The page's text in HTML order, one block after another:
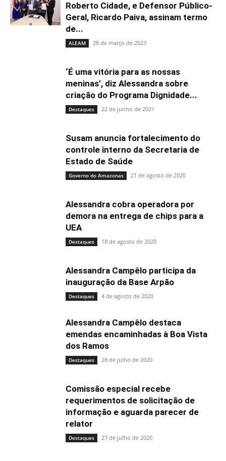
Roberto Cidade, e Defensor Público-
Geral, Ricardo Paiva, assinam termo
de...
ALEAM 28 de março de 2023
‘É uma vitória para as nossas
meninas’, diz Alessandra sobre
criação do Programa Dignidade...
Destaques 22 de junho de 2021
Susam anuncia fortalecimento do
controle interno da Secretaria de
Estado de Saúde
Governo do Amazonas 21 de agosto de 2020
Alessandra cobra operadora por
demora na entrega de chips para a
UEA
Destaques 18 de agosto de 2020
Alessandra Campêlo participa da
inauguração da Base Arpão
Destaques 4 de agosto de 2020
Alessandra Campêlo destaca
emendas encaminhadas à Boa Vista
dos Ramos
Destaques 28 de julho de 2020
Comissão especial recebe
requerimentos de solicitação de
informação e aguarda parecer de
relator
Destaques 27 de julho de 2020